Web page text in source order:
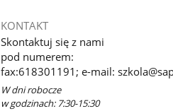
KONTAKT
Skontaktuj się z nami
pod numerem:
fax:618301191; e-mail:
W dni robocze
w godzinach: 7:30-15:30